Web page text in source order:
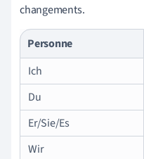
changements.
Personne
Ich
Du
Er/Sie/Es
Wir